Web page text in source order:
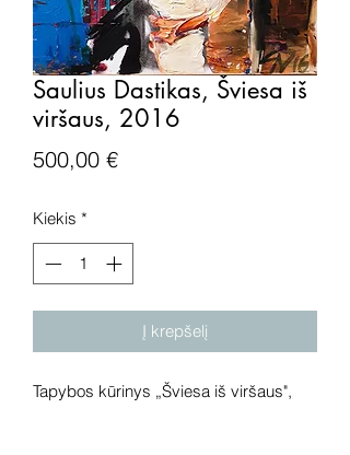
Saulius Dastikas, Šviesa iš
viršaus, 2016
500,00 €Price
Kiekis *
Į krepšelį
Tapybos kūrinys „Šviesa iš viršaus",